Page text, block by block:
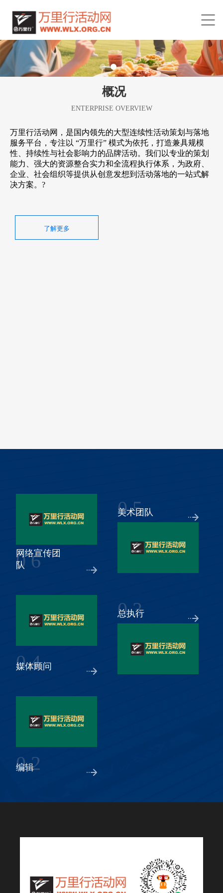
概况
ENTERPRISE OVERVIEW
万里行活动网，是国内领先的大型连续性活动策划与落地
服务平台，专注以 “万里行” 模式为依托，打造兼具规模
性、持续性与社会影响力的品牌活动。我们以专业的策划
能力、强大的资源整合实力和全流程执行体系，为政府、
企业、社会组织等提供从创意发想到活动落地的一站式解
决方案。?
0 6
网络宣传团
队
0 5
美术团队
0 4
媒体顾问
0 3
总执行
0 2
编辑